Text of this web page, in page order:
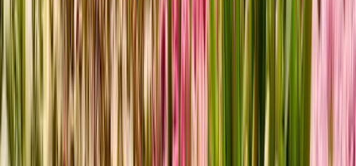
Frische Schnittblumen?
Kaufe ich online.
Ohne Versandkosten*!
Jetzt entdecken
Hol dir den Sommer nach Hause
Frische Blumen kaufen